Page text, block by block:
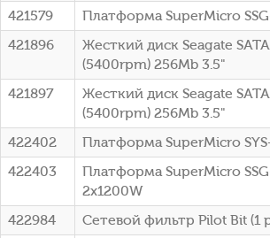
421579
Платформа SuperMicro
421896
Жесткий диск Seagate
(5400rpm) 256Mb 3.5"
421897
Жесткий диск Seagate
(5400rpm) 256Mb 3.5"
422402
Платформа SuperMicro
422403
Платформа SuperMicro
2x1200W
422984
Сетевой фильтр Pilot Bit (1